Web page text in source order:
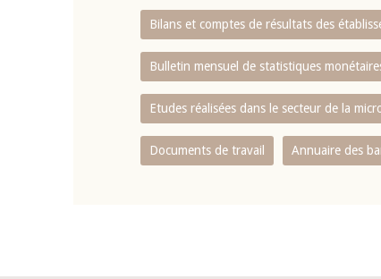
Bilans et comptes de résultats des
Bulletin mensuel de statistiques
Etudes réalisées dans le secteur de la
Documents de travail Annuaire des